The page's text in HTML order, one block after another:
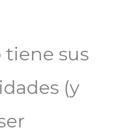
tiene sus
(y